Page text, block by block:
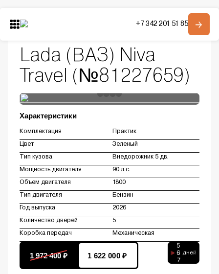
Контакты
+7 342 201 51 85
Lada (ВАЗ) Niva Travel
Lada (ВАЗ) Niva
Travel (№81227659)
Характеристики
Комплектация Практик
Цвет Зеленый
Тип кузова Внедорожник 5 дв.
Мощность двигателя 90 л.с.
Объем двигателя 1800
Тип двигателя Бензин
Год выпуска 2026
Количество дверей 5
Коробка передач Механическая
1 972 400 ₽ 1 622 000 ₽
7
6
5
дней